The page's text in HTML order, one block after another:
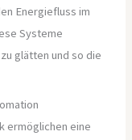
Energiefluss im
Systeme
glätten und so die
ermöglichen eine